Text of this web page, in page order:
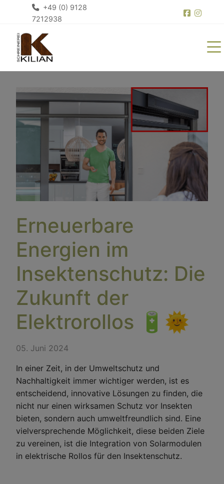
+49 (0) 9128
7212938
Erneuerbare
Energien im
Insektenschutz: Die
Zukunft der
Elektrorollos 🔋🌞
05. Juni 2024
In einer Zeit, in der Umweltschutz und
Nachhaltigkeit immer wichtiger werden, ist es
entscheidend, innovative Lösungen zu finden, die
nicht nur einen wirksamen Schutz vor Insekten
bieten, sondern auch umweltfreundlich sind. Eine
vielversprechende Möglichkeit, diese beiden Ziele
zu vereinen, ist die Integration von Solarmodulen
in elektrische Rollos für den Insektenschutz.